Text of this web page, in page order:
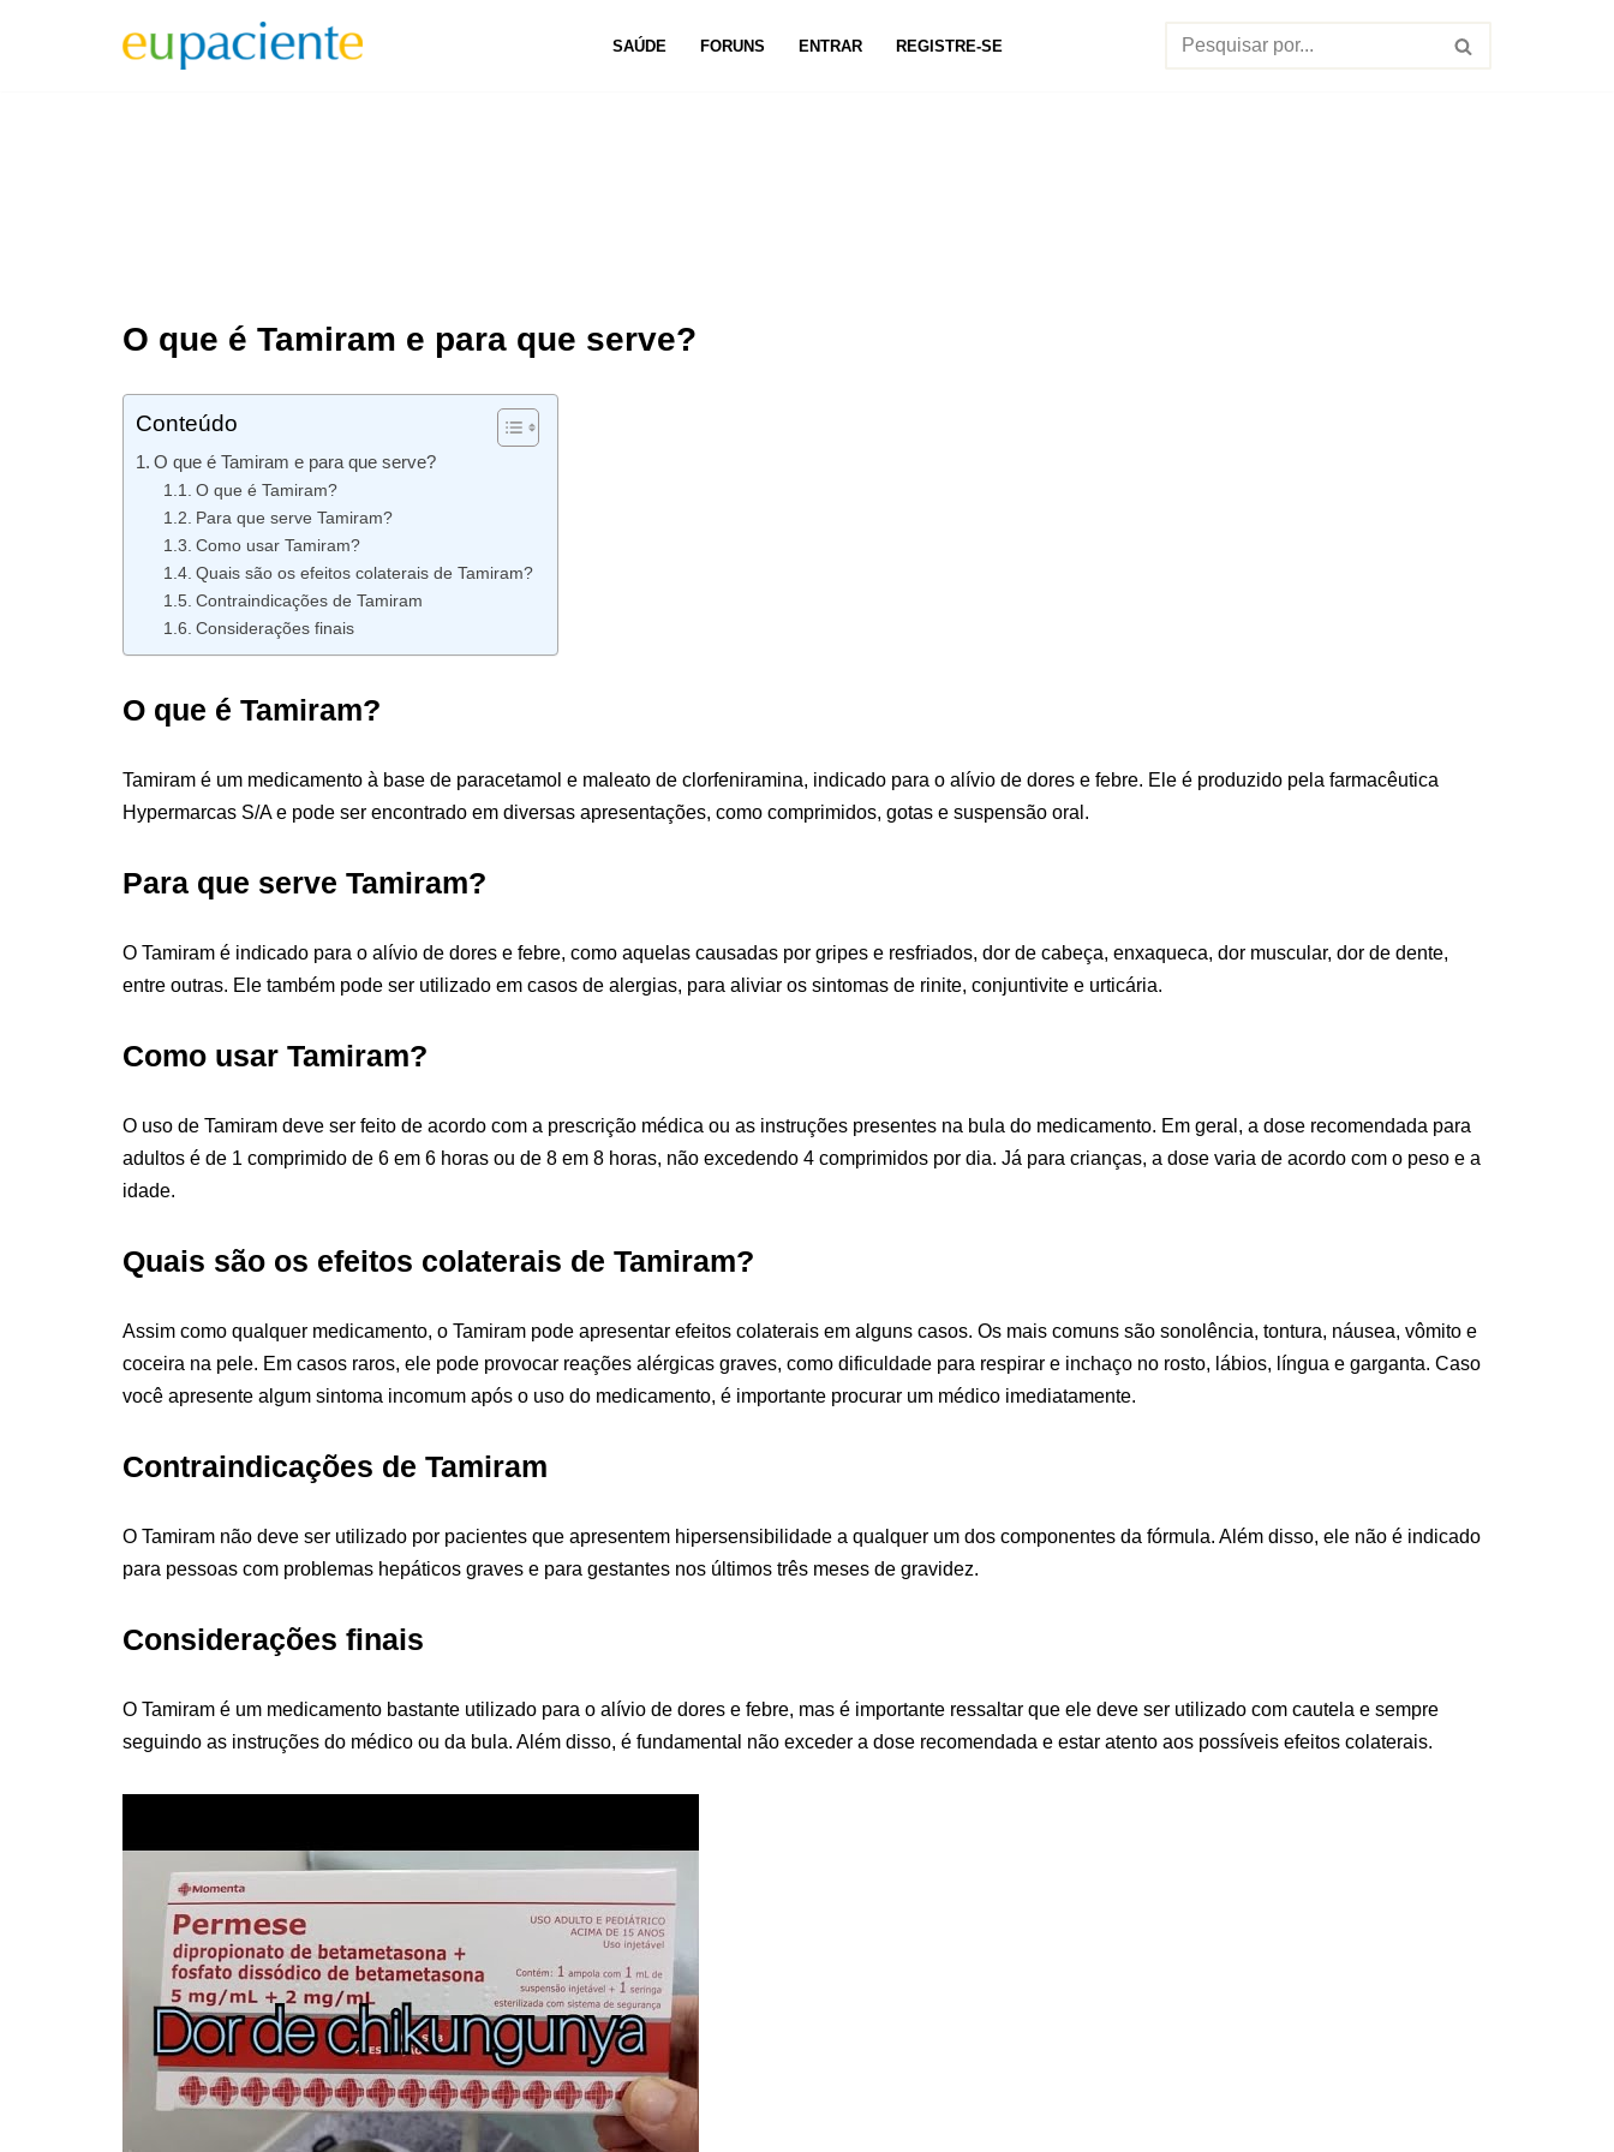
SAÚDE FORUNS ENTRAR REGISTRE-SE
O que é Tamiram e para que serve?
Conteúdo
O que é Tamiram e para que serve?
O que é Tamiram?
Para que serve Tamiram?
Como usar Tamiram?
Quais são os efeitos colaterais de Tamiram?
Contraindicações de Tamiram
Considerações finais
O que é Tamiram?
Tamiram é um medicamento à base de paracetamol e maleato de clorfeniramina, indicado para o alívio de dores e febre. Ele é produzido pela farmacêutica
Hypermarcas S/A e pode ser encontrado em diversas apresentações, como comprimidos, gotas e suspensão oral.
Para que serve Tamiram?
O Tamiram é indicado para o alívio de dores e febre, como aquelas causadas por gripes e resfriados, dor de cabeça, enxaqueca, dor muscular, dor de dente,
entre outras. Ele também pode ser utilizado em casos de alergias, para aliviar os sintomas de rinite, conjuntivite e urticária.
Como usar Tamiram?
O uso de Tamiram deve ser feito de acordo com a prescrição médica ou as instruções presentes na bula do medicamento. Em geral, a dose recomendada para
adultos é de 1 comprimido de 6 em 6 horas ou de 8 em 8 horas, não excedendo 4 comprimidos por dia. Já para crianças, a dose varia de acordo com o peso e a
idade.
Quais são os efeitos colaterais de Tamiram?
Assim como qualquer medicamento, o Tamiram pode apresentar efeitos colaterais em alguns casos. Os mais comuns são sonolência, tontura, náusea, vômito e
coceira na pele. Em casos raros, ele pode provocar reações alérgicas graves, como dificuldade para respirar e inchaço no rosto, lábios, língua e garganta. Caso
você apresente algum sintoma incomum após o uso do medicamento, é importante procurar um médico imediatamente.
Contraindicações de Tamiram
O Tamiram não deve ser utilizado por pacientes que apresentem hipersensibilidade a qualquer um dos componentes da fórmula. Além disso, ele não é indicado
para pessoas com problemas hepáticos graves e para gestantes nos últimos três meses de gravidez.
Considerações finais
O Tamiram é um medicamento bastante utilizado para o alívio de dores e febre, mas é importante ressaltar que ele deve ser utilizado com cautela e sempre
seguindo as instruções do médico ou da bula. Além disso, é fundamental não exceder a dose recomendada e estar atento aos possíveis efeitos colaterais.